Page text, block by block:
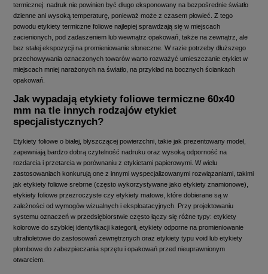
termicznej: nadruk nie powinien być długo eksponowany na bezpośrednie światło
dzienne ani wysoką temperaturę, ponieważ może z czasem płowieć. Z tego
powodu etykiety termiczne foliowe najlepiej sprawdzają się w miejscach
zacienionych, pod zadaszeniem lub wewnątrz opakowań, także na zewnątrz, ale
bez stałej ekspozycji na promieniowanie słoneczne. W razie potrzeby dłuższego
przechowywania oznaczonych towarów warto rozważyć umieszczanie etykiet w
miejscach mniej narażonych na światło, na przykład na bocznych ściankach
opakowań.
Jak wypadają etykiety foliowe termiczne 60x40
mm na tle innych rodzajów etykiet
specjalistycznych?
Etykiety foliowe o białej, błyszczącej powierzchni, takie jak prezentowany model,
zapewniają bardzo dobrą czytelność nadruku oraz wysoką odporność na
rozdarcia i przetarcia w porównaniu z etykietami papierowymi. W wielu
zastosowaniach konkurują one z innymi wyspecjalizowanymi rozwiązaniami, takimi
jak etykiety foliowe srebrne (często wykorzystywane jako etykiety znamionowe),
etykiety foliowe przezroczyste czy etykiety matowe, które dobierane są w
zależności od wymogów wizualnych i eksploatacyjnych. Przy projektowaniu
systemu oznaczeń w przedsiębiorstwie często łączy się różne typy: etykiety
kolorowe do szybkiej identyfikacji kategorii, etykiety odporne na promieniowanie
ultrafioletowe do zastosowań zewnętrznych oraz etykiety typu void lub etykiety
plombowe do zabezpieczania sprzętu i opakowań przed nieuprawnionym
otwarciem.